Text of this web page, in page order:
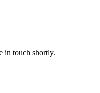
in touch shortly.